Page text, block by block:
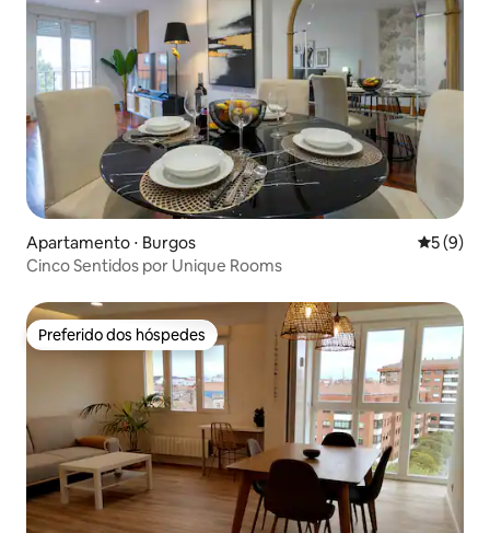
Apartamento ⋅ Burgos 5 de
5 (9)
Cinco Sentidos por Unique Rooms
Preferido dos hóspedes
Preferido dos hóspedes